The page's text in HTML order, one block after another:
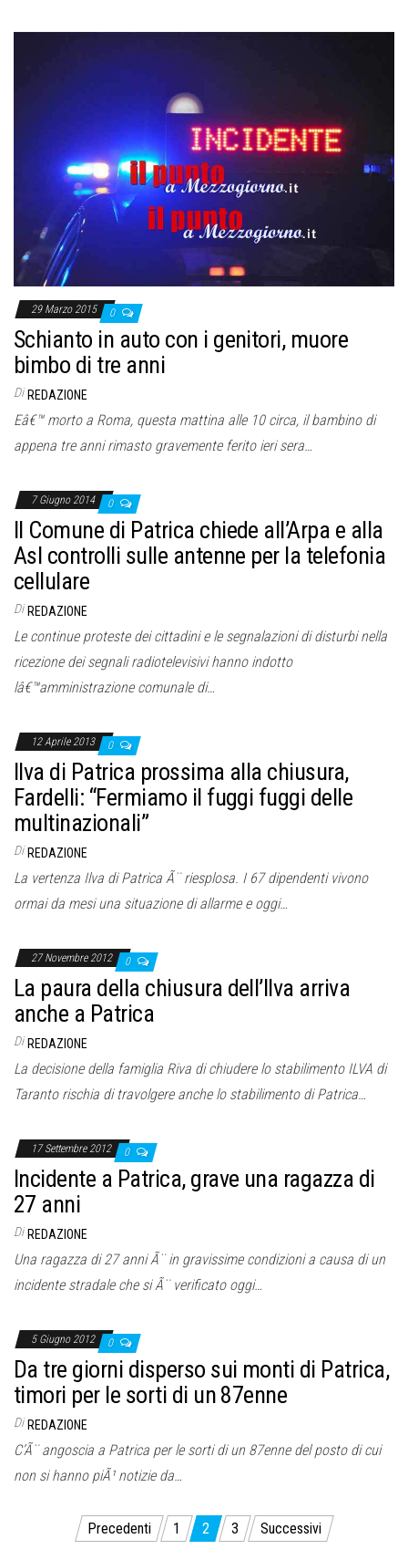
29 Marzo 2015 0
Schianto in auto con i genitori, muore
bimbo di tre anni
Di REDAZIONE
Eâ€™ morto a Roma, questa mattina alle 10 circa, il bambino di
appena tre anni rimasto gravemente ferito ieri sera…
7 Giugno 2014 0
Il Comune di Patrica chiede all’Arpa e alla
Asl controlli sulle antenne per la telefonia
cellulare
Di REDAZIONE
Le continue proteste dei cittadini e le segnalazioni di disturbi nella
ricezione dei segnali radiotelevisivi hanno indotto
lâ€™amministrazione comunale di…
12 Aprile 2013 0
Ilva di Patrica prossima alla chiusura,
Fardelli: “Fermiamo il fuggi fuggi delle
multinazionali”
Di REDAZIONE
La vertenza Ilva di Patrica Ã¨ riesplosa. I 67 dipendenti vivono
ormai da mesi una situazione di allarme e oggi…
27 Novembre 2012 0
La paura della chiusura dell’Ilva arriva
anche a Patrica
Di REDAZIONE
La decisione della famiglia Riva di chiudere lo stabilimento ILVA di
Taranto rischia di travolgere anche lo stabilimento di Patrica…
17 Settembre 2012 0
Incidente a Patrica, grave una ragazza di
27 anni
Di REDAZIONE
Una ragazza di 27 anni Ã¨ in gravissime condizioni a causa di un
incidente stradale che si Ã¨ verificato oggi…
5 Giugno 2012 0
Da tre giorni disperso sui monti di Patrica,
timori per le sorti di un 87enne
Di REDAZIONE
C’Ã¨ angoscia a Patrica per le sorti di un 87enne del posto di cui
non si hanno piÃ¹ notizie da…
Paginazione
Precedenti 1 2 3 Successivi